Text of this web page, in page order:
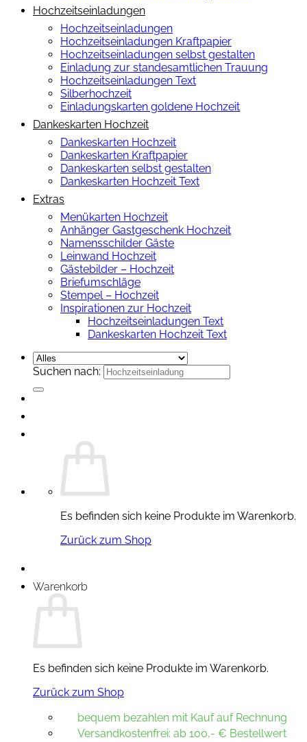
Hochzeitseinladungen
Hochzeitseinladungen
Hochzeitseinladungen Kraftpapier
Hochzeitseinladungen selbst gestalten
Einladung zur standesamtlichen Trauung
Hochzeitseinladungen Text
Silberhochzeit
Einladungskarten goldene Hochzeit
Dankeskarten Hochzeit
Dankeskarten Hochzeit
Dankeskarten Kraftpapier
Dankeskarten selbst gestalten
Dankeskarten Hochzeit Text
Extras
Menükarten Hochzeit
Anhänger Gastgeschenk Hochzeit
Namensschilder Gäste
Leinwand Hochzeit
Gästebilder – Hochzeit
Briefumschläge
Stempel – Hochzeit
Inspirationen zur Hochzeit
Hochzeitseinladungen Text
Dankeskarten Hochzeit Text
Suchen nach:
Es befinden sich keine Produkte im Warenkorb.
Zurück zum Shop
Warenkorb
Es befinden sich keine Produkte im Warenkorb.
Zurück zum Shop
bequem bezahlen mit Kauf auf Rechnung
Versandkostenfrei: ab 100,- € Bestellwert